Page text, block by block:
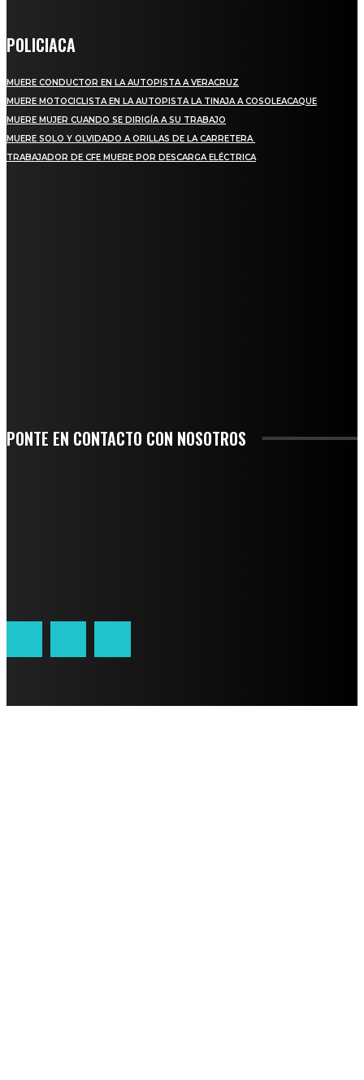
POLICIACA
MUERE CONDUCTOR EN LA AUTOPISTA A VERACRUZ
MUERE MOTOCICLISTA EN LA AUTOPISTA LA TINAJA A COSOLEACAQUE
MUERE MUJER CUANDO SE DIRIGÍA A SU TRABAJO
MUERE SOLO Y OLVIDADO A ORILLAS DE LA CARRETERA
TRABAJADOR DE CFE MUERE POR DESCARGA ELÉCTRICA
PONTE EN CONTACTO CON NOSOTROS